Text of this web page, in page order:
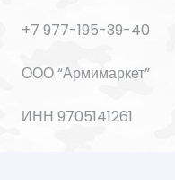
+7 977-195-39-40
ООО “Армимаркет”
ИНН 9705141261